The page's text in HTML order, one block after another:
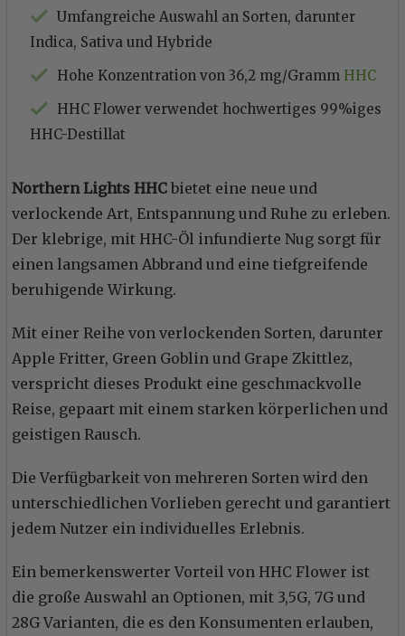
Umfangreiche Auswahl an Sorten, darunter
Indica, Sativa und Hybride
Hohe Konzentration von 36,2 mg/Gramm HHC
HHC Flower verwendet hochwertiges 99%iges
HHC-Destillat
Northern Lights HHC bietet eine neue und
verlockende Art, Entspannung und Ruhe zu erleben.
Der klebrige, mit HHC-Öl infundierte Nug sorgt für
einen langsamen Abbrand und eine tiefgreifende
beruhigende Wirkung.
Mit einer Reihe von verlockenden Sorten, darunter
Apple Fritter, Green Goblin und Grape Zkittlez,
verspricht dieses Produkt eine geschmackvolle
Reise, gepaart mit einem starken körperlichen und
geistigen Rausch.
Die Verfügbarkeit von mehreren Sorten wird den
unterschiedlichen Vorlieben gerecht und garantiert
jedem Nutzer ein individuelles Erlebnis.
Ein bemerkenswerter Vorteil von HHC Flower ist
die große Auswahl an Optionen, mit 3,5G, 7G und
28G Varianten, die es den Konsumenten erlauben,